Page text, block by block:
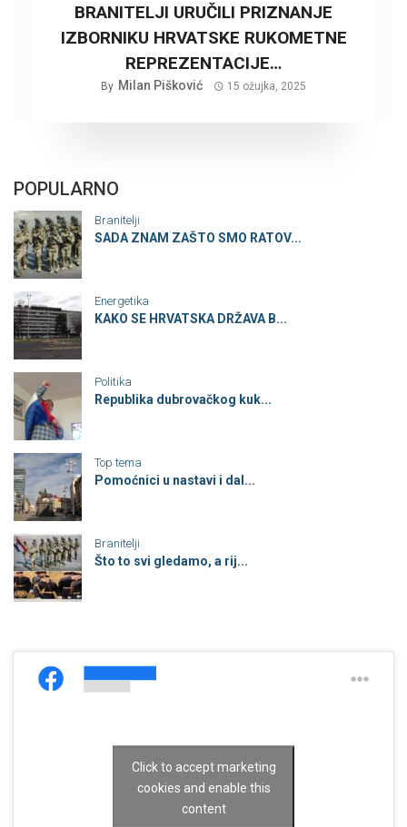
BRANITELJI URUČILI PRIZNANJE
IZBORNIKU HRVATSKE RUKOMETNE
REPREZENTACIJE…
By Milan Pišković 15 ožujka, 2025
POPULARNO
Branitelji
SADA ZNAM ZAŠTO SMO RATOV...
Energetika
KAKO SE HRVATSKA DRŽAVA B...
Politika
Republika dubrovačkog kuk...
Top tema
Pomoćnici u nastavi i dal...
Branitelji
Što to svi gledamo, a rij...
Click to accept marketing
cookies and enable this
content